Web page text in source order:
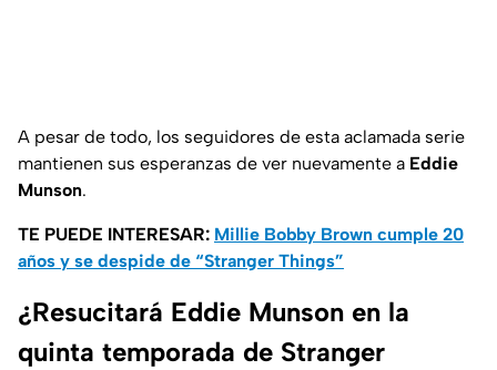
A pesar de todo, los seguidores de esta aclamada serie
mantienen sus esperanzas de ver nuevamente a Eddie
Munson.
TE PUEDE INTERESAR: Millie Bobby Brown cumple 20
años y se despide de “Stranger Things”
¿Resucitará Eddie Munson en la
quinta temporada de Stranger